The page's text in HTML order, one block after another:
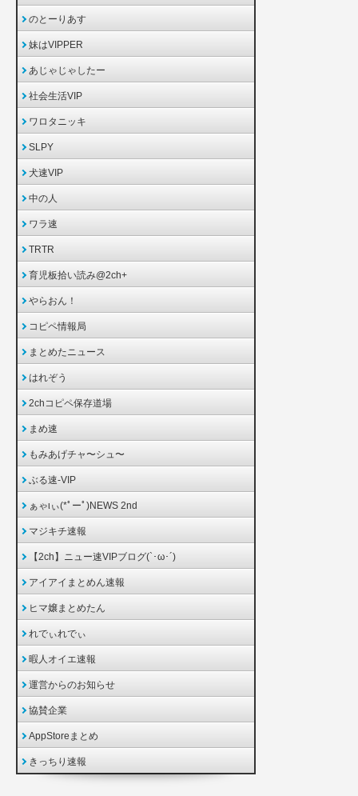
のとーりあす
妹はVIPPER
あじゃじゃしたー
社会生活VIP
ワロタニッキ
SLPY
犬速VIP
中の人
ワラ速
TRTR
育児板拾い読み@2ch+
やらおん！
コピペ情報局
まとめたニュース
はれぞう
2chコピペ保存道場
まめ速
もみあげチャ〜シュ〜
ぶる速-VIP
ぁゃιぃ(*ﾟーﾟ)NEWS 2nd
マジキチ速報
【2ch】ニュー速VIPブログ(`･ω･´)
アイアイまとめん速報
ヒマ嬢まとめたん
れでぃれでぃ
暇人オイエ速報
運営からのお知らせ
協賛企業
AppStoreまとめ
きっちり速報